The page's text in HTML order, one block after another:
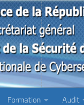
Formation Audit